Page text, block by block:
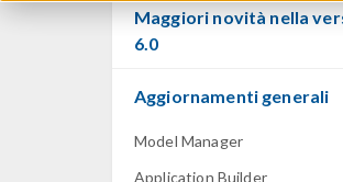
Maggiori novità nella
6.0
Aggiornamenti generali
Model Manager
Application Builder